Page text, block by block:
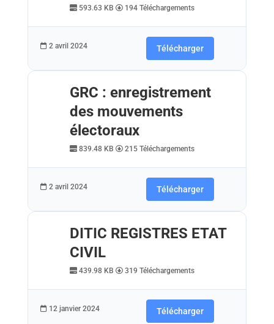
593.63 KB 194 Téléchargements
2 avril 2024 Télécharger
GRC : enregistrement
des mouvements
électoraux
839.48 KB 215 Téléchargements
2 avril 2024 Télécharger
DITIC REGISTRES ETAT
CIVIL
439.98 KB 319 Téléchargements
12 janvier 2024 Télécharger